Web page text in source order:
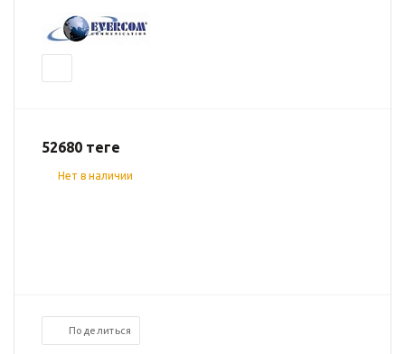
52680 теңге
Нет в наличии
Поделиться